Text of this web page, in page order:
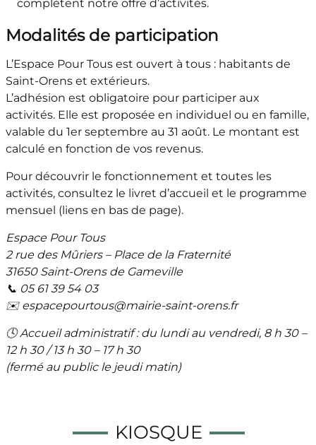
complètent notre offre d’activités.
Modalités de participation
L’Espace Pour Tous est ouvert à tous : habitants de
Saint-Orens et extérieurs.
L’adhésion est obligatoire pour participer aux
activités. Elle est proposée en individuel ou en famille,
valable du 1er septembre au 31 août. Le montant est
calculé en fonction de vos revenus.
Pour découvrir le fonctionnement et toutes les
activités, consultez le livret d’accueil et le programme
mensuel (liens en bas de page).
Espace Pour Tous
2 rue des Mûriers – Place de la Fraternité
31650 Saint-Orens de Gameville
📞 05 61 39 54 03
✉️ espacepourtous@mairie-saint-orens.fr
🕓 Accueil administratif : du lundi au vendredi, 8 h 30 –
12 h 30 / 13 h 30 – 17 h 30
(fermé au public le jeudi matin)
KIOSQUE